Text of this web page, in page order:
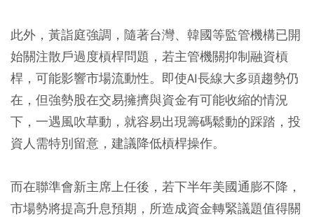
此外，黃詣庭強調，隨著台灣、韓國等監管機構已開
始關注散戶過度槓桿問題，若主管機關抑制融資槓
桿，可能影響市場流動性。即使AI長線大多頭趨勢仍
在，但強勢股在交易擁擠與資金有可能收縮的情況
下，一遇風吹草動，就容易出現籌碼鬆動的踩踏，投
資人需特別留意，建議降低槓桿操作。
而在聯準會新主席上任後，若下半年美國通膨不降，
市場勢將提高升息預期，所造成資金轉緊議題值得關